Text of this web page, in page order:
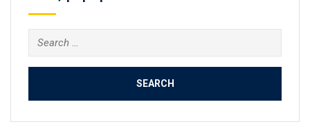
Search
for: